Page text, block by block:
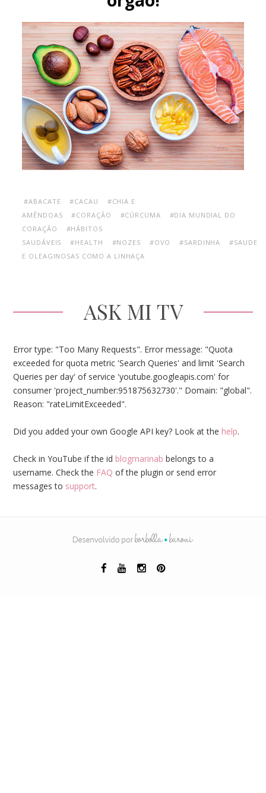
#ABACATE #CACAU
#CHIA E
AMÊNDOAS
#CORAÇÃO #CÚRCUMA
#DIA MUNDIAL DO
CORAÇÃO
#HÁBITOS
SAUDÁVEIS
#HEALTH #NOZES #OVO #SARDINHA
#SAUDE
E OLEAGINOSAS COMO A LINHAÇA
ASK MI TV
Error type: "Too Many Requests". Error message: "Quota
exceeded for quota metric 'Search Queries' and limit 'Search
Queries per day' of service 'youtube.googleapis.com' for
consumer 'project_number:951875632730'." Domain: "global".
Reason: "rateLimitExceeded".
Did you added your own Google API key? Look at the help.
Check in YouTube if the id blogmarinab belongs to a
username. Check the FAQ of the plugin or send error
messages to support.